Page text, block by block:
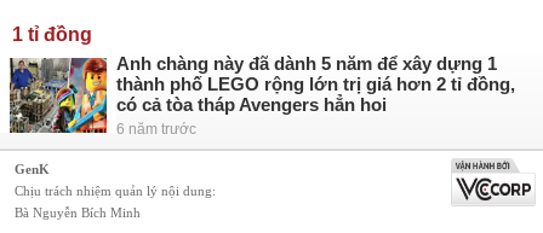
1 tỉ đồng
Anh chàng này đã dành 5 năm để xây dựng 1
thành phố LEGO rộng lớn trị giá hơn 2 tỉ đồng,
có cả tòa tháp Avengers hẳn hoi
6 năm trước
GenK
Chịu trách nhiệm quản lý nội dung:
Bà Nguyễn Bích Minh